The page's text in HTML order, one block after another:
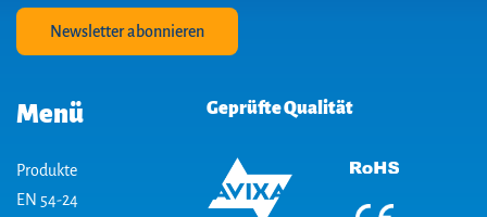
Newsletter abonnieren
Menü
Produkte
EN 54-24
Geprüfte Qualität